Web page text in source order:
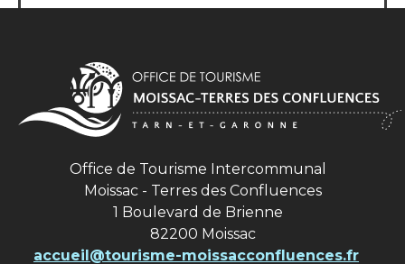
Office de Tourisme Intercommunal
Moissac - Terres des Confluences
1 Boulevard de Brienne
82200 Moissac
accueil@tourisme-moissacconfluences.fr